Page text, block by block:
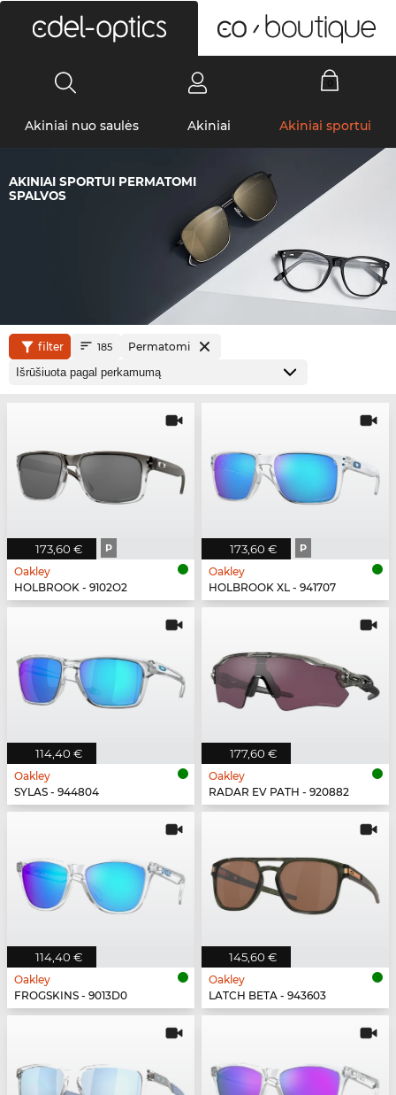
Akiniai nuo saulės Akiniai Akiniai sportui
AKINIAI SPORTUI PERMATOMI
SPALVOS
filter 185 Permatomi
173,60 € P
Oakley
HOLBROOK - 9102O2
173,60 € P
Oakley
HOLBROOK XL - 941707
114,40 €
Oakley
SYLAS - 944804
177,60 €
Oakley
RADAR EV PATH - 920882
114,40 €
Oakley
FROGSKINS - 9013D0
145,60 €
Oakley
LATCH BETA - 943603